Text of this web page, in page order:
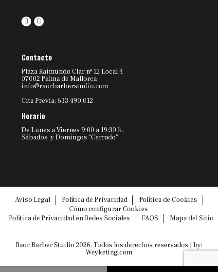
Contacto
Plaza Raimundo Clar nº 12 Local 4
07002 Palma de Mallorca
info@raorbarberstudio.com
Cita Previa: 633 490 012
Horario
De Lunes a Viernes 9:00 a 19:30 h.
Sábados y Domingos “Cerrado”
Aviso Legal Política de Privacidad
Política de Cookies
Cómo configurar Cookies
Política de Privacidad en Redes Sociales
FAQS Mapa del Sitio
Raor Barber Studio 2026. Todos los derechos reservados | by:
Weyketing.com